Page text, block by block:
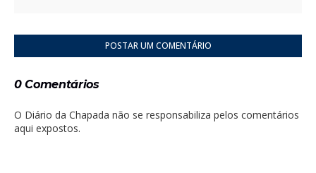
POSTAR UM COMENTÁRIO
0 Comentários
O Diário da Chapada não se responsabiliza pelos comentários
aqui expostos.